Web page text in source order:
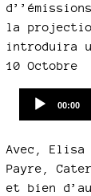
la
introduira
10 Octobre
Current
00:00
Avec,
Payre,
et bien